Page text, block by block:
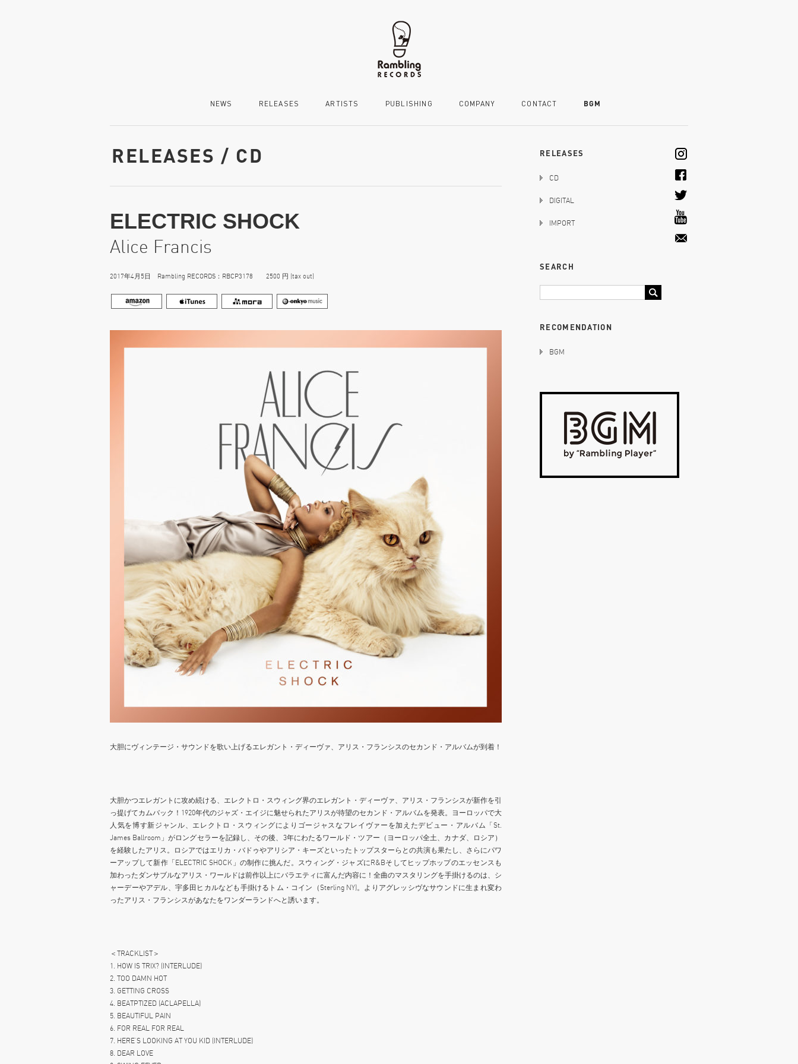
NEWS RELEASES ARTISTS PUBLISHING COMPANY CONTACT BGM
RELEASES / CD
ELECTRIC SHOCK
Alice Francis
2017年4月5日 Rambling RECORDS：RBCP3178 2500 円 (tax out)
大胆にヴィンテージ・サウンドを歌い上げるエレガント・ディーヴァ、アリス・フランシスのセカンド・アルバムが到着！
大胆かつエレガントに攻め続ける、エレクトロ・スウィング界のエレガント・ディーヴァ、アリス・フランシスが新作を引
っ提げてカムバック！1920年代のジャズ・エイジに魅せられたアリスが待望のセカンド・アルバムを発表。ヨーロッパで大
人気を博す新ジャンル、エレクトロ・スウィングによりゴージャスなフレイヴァーを加えたデビュー・アルバム「St.
James Ballroom」がロングセラーを記録し、その後、3年にわたるワールド・ツアー（ヨーロッパ全土、カナダ、ロシア）
を経験したアリス。ロシアではエリカ・バドゥやアリシア・キーズといったトップスターらとの共演も果たし、さらにパワ
ーアップして新作「ELECTRIC SHOCK」の制作に挑んだ。スウィング・ジャズにR&Bそしてヒップホップのエッセンスも
加わったダンサブルなアリス・ワールドは前作以上にバラエティに富んだ内容に！全曲のマスタリングを手掛けるのは、シ
ャーデーやアデル、宇多田ヒカルなども手掛けるトム・コイン（Sterling NY)。よりアグレッシヴなサウンドに生まれ変わ
ったアリス・フランシスがあなたをワンダーランドへと誘います。
＜TRACKLIST＞
1. HOW IS TRIX? (INTERLUDE)
2. TOO DAMN HOT
3. GETTING CROSS
4. BEATPTIZED (ACLAPELLA)
5. BEAUTIFUL PAIN
6. FOR REAL FOR REAL
7. HERE’S LOOKING AT YOU KID (INTERLUDE)
8. DEAR LOVE
RELEASES
CD
DIGITAL
IMPORT
SEARCH
RECOMENDATION
BGM